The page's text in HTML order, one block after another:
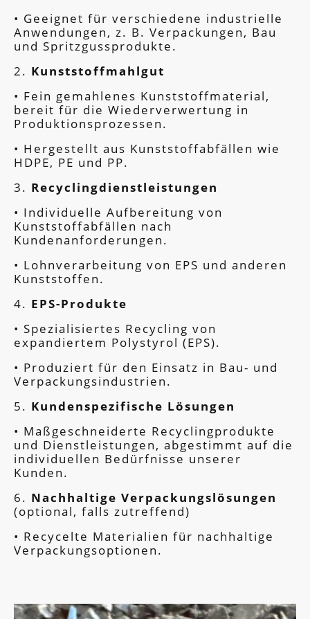
• Geeignet für verschiedene industrielle
Anwendungen, z. B. Verpackungen, Bau
und Spritzgussprodukte.
2. Kunststoffmahlgut
• Fein gemahlenes Kunststoffmaterial,
bereit für die Wiederverwertung in
Produktionsprozessen.
• Hergestellt aus Kunststoffabfällen wie
HDPE, PE und PP.
3. Recyclingdienstleistungen
• Individuelle Aufbereitung von
Kunststoffabfällen nach
Kundenanforderungen.
• Lohnverarbeitung von EPS und anderen
Kunststoffen.
4. EPS-Produkte
• Spezialisiertes Recycling von
expandiertem Polystyrol (EPS).
• Produziert für den Einsatz in Bau- und
Verpackungsindustrien.
5. Kundenspezifische Lösungen
• Maßgeschneiderte Recyclingprodukte
und Dienstleistungen, abgestimmt auf die
individuellen Bedürfnisse unserer
Kunden.
6. Nachhaltige Verpackungslösungen
(optional, falls zutreffend)
• Recycelte Materialien für nachhaltige
Verpackungsoptionen.